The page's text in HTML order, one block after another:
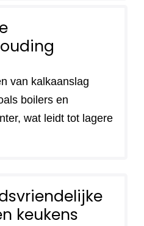
van kalkaanslag
boilers en
wat leidt tot lagere
keukens